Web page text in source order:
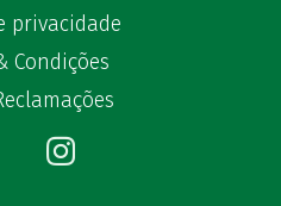
privacidade
Condições